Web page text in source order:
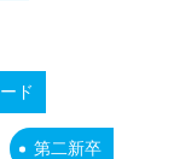
ド
第二新卒